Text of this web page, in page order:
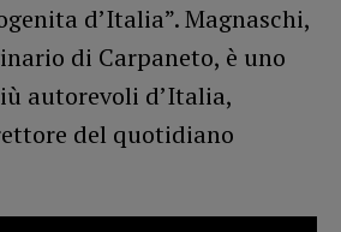
d’Italia”. Magnaschi,
di Carpaneto, è uno
autorevoli d’Italia,
del quotidiano